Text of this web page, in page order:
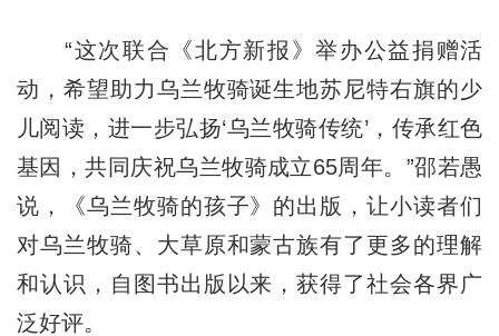
“这次联合《北方新报》举办公益捐赠活
动，希望助力乌兰牧骑诞生地苏尼特右旗的少
儿阅读，进一步弘扬‘乌兰牧骑传统’，传承红色
基因，共同庆祝乌兰牧骑成立65周年。”邵若愚
说，《乌兰牧骑的孩子》的出版，让小读者们
对乌兰牧骑、大草原和蒙古族有了更多的理解
和认识，自图书出版以来，获得了社会各界广
泛好评。